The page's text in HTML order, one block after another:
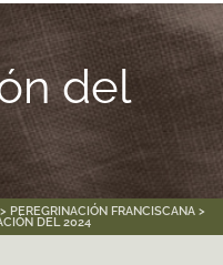
del
PEREGRINACIÓN FRANCISCANA
DEL 2024